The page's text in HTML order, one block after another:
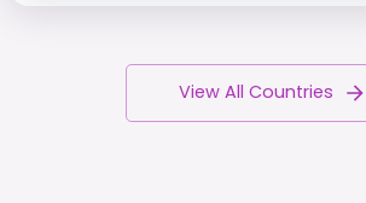
View All Countries